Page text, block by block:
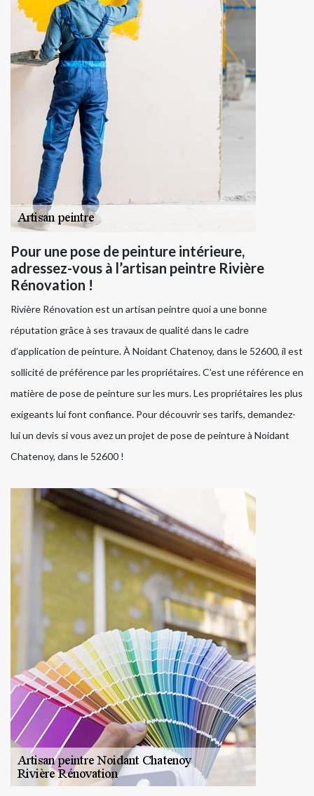
Pour une pose de peinture intérieure,
adressez-vous à l’artisan peintre Rivière
Rénovation !
Rivière Rénovation est un artisan peintre quoi a une bonne
réputation grâce à ses travaux de qualité dans le cadre
d’application de peinture. À Noidant Chatenoy, dans le 52600, il est
sollicité de préférence par les propriétaires. C’est une référence en
matière de pose de peinture sur les murs. Les propriétaires les plus
exigeants lui font confiance. Pour découvrir ses tarifs, demandez-
lui un devis si vous avez un projet de pose de peinture à Noidant
Chatenoy, dans le 52600 !